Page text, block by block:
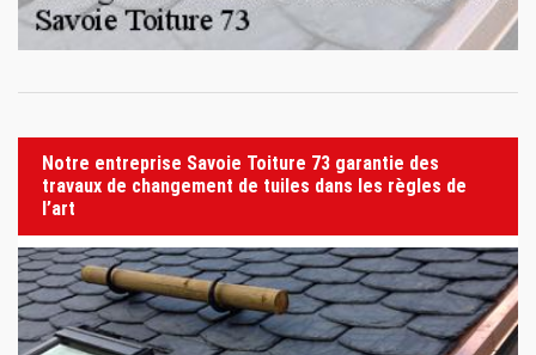
Notre entreprise Savoie Toiture 73 garantie des
travaux de changement de tuiles dans les règles de
l’art